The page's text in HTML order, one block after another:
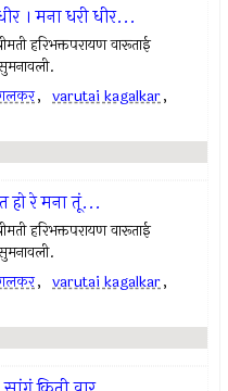
। मना धरी धीर...
हरिभक्तपरायण वारूताई
, varutai kagalkar,
हो रे मना तूं...
हरिभक्तपरायण वारूताई
, varutai kagalkar,